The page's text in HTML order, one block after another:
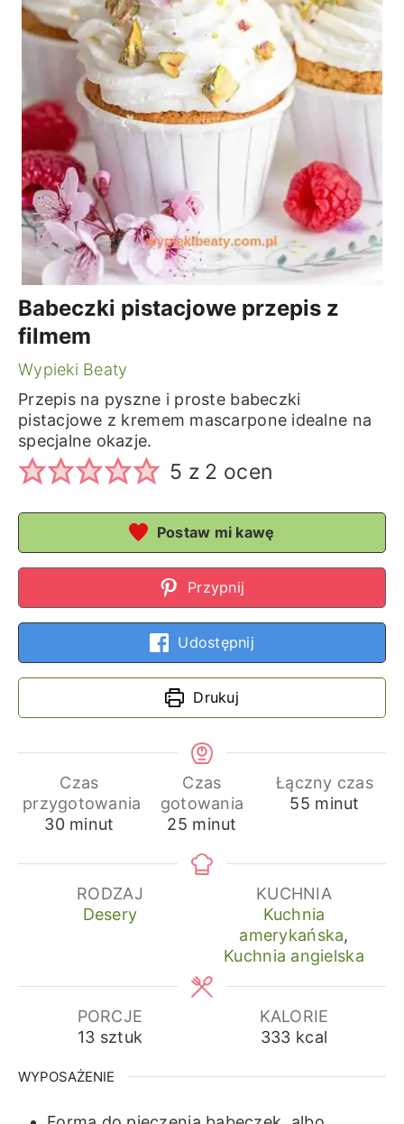
Babeczki pistacjowe przepis z
filmem
Wypieki Beaty
Przepis na pyszne i proste babeczki
pistacjowe z kremem mascarpone idealne na
specjalne okazje.
5 z 2 ocen
Postaw mi kawę
Przypnij
Udostępnij
Drukuj
Czas
przygotowania
30minuty
minut
Czas
gotowania
25minuty
minut
Łączny czas
55minuty
minut
RODZAJ
Desery
KUCHNIA
Kuchnia
amerykańska,
Kuchnia angielska
PORCJE
13 sztuk
KALORIE
333 kcal
WYPOSAŻENIE